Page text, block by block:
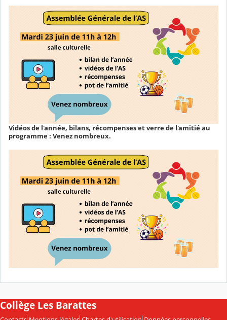
Vidéos de l'année, bilans, récompenses et verre de l'amitié au
programme : Venez nombreux.
Collège Les Barattes